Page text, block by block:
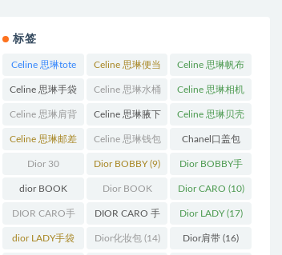
标签
Celine 思琳tote
包 (23)
Celine 思琳便当
包 (14)
Celine 思琳帆布
包 (18)
Celine 思琳手袋
(250)
Celine 思琳水桶
包 (55)
Celine 思琳相机
包 (11)
Celine 思琳肩背
包 (12)
Celine 思琳腋下
包 (10)
Celine 思琳贝壳
包(12)
Celine 思琳邮差
包(13)
Celine 思琳钱包
(10)
Chanel口盖包
(13)
Dior 30
Montaigne 蒙田
(31)
Dior BOBBY(9) Dior BOBBY手
袋(26)
dior BOOK
TOTE(12)
Dior BOOK
TOTE手袋(163)
Dior CARO (10)
DIOR CARO手
袋(11)
DIOR CARO 手
袋(31)
Dior LADY(17)
dior LADY手袋 Dior化妆包(14) Dior肩带 (16)